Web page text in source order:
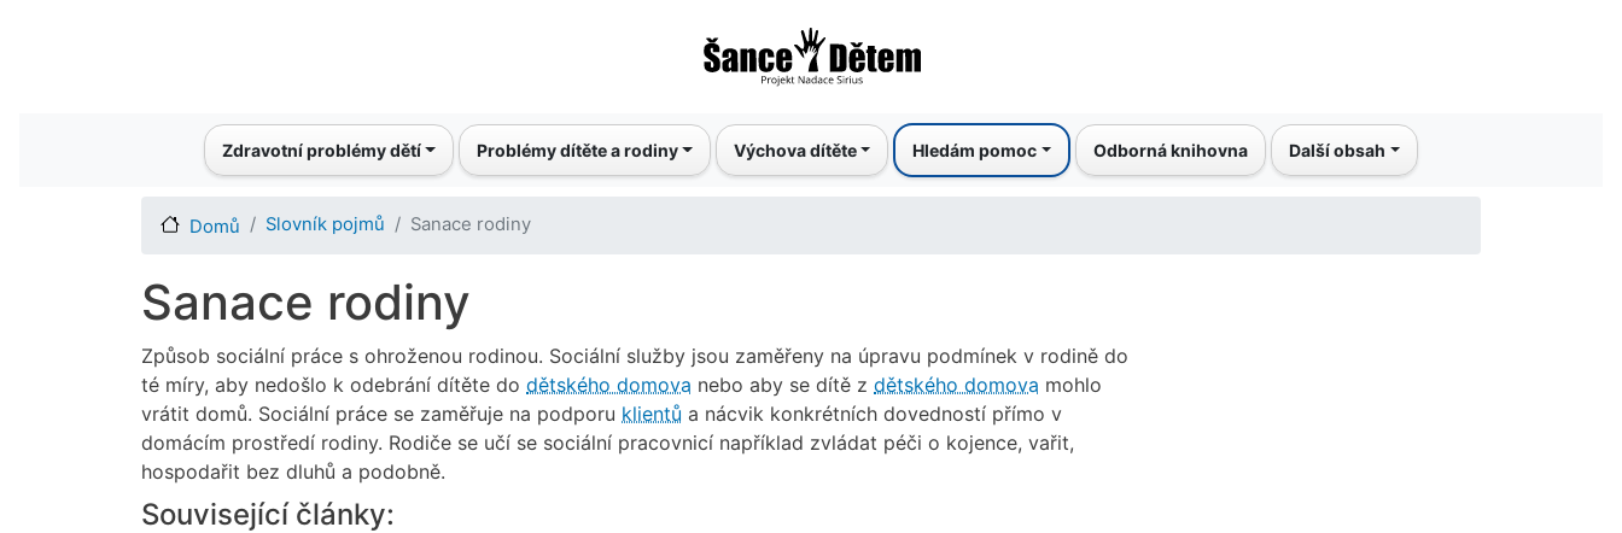
k
hlavnímu
Main navigationZdravotní problémy dětí Problémy dítěte a rodiny Výchova dítěte Hledám pomoc Odborná knihovna Další obsah
Domů Slovník pojmů Sanace rodiny
Sanace rodiny
Způsob sociální práce s ohroženou rodinou. Sociální služby jsou zaměřeny na úpravu podmínek v rodině do
té míry, aby nedošlo k odebrání dítěte do dětského domova nebo aby se dítě z dětského domova mohlo
vrátit domů. Sociální práce se zaměřuje na podporu klientů a nácvik konkrétních dovedností přímo v
domácím prostředí rodiny. Rodiče se učí se sociální pracovnicí například zvládat péči o kojence, vařit,
hospodařit bez dluhů a podobně.
Související články: